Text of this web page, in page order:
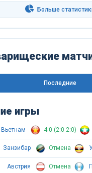
Больше
Последниe
игры
Вьетнам 4:0 (2:0 2:0)
Занзибар Отмена
Австрия Отмена